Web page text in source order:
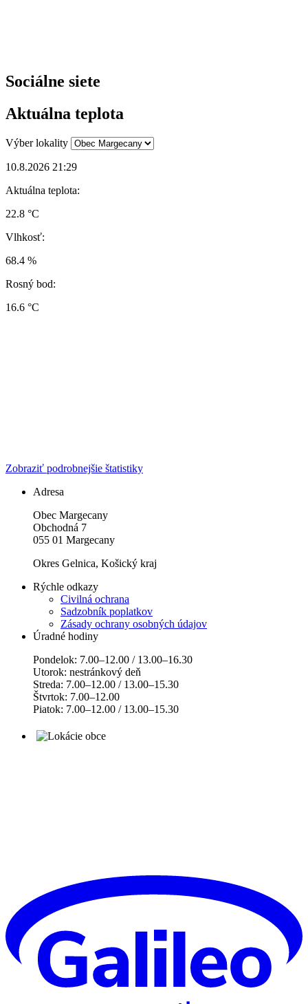
Sociálne siete
Aktuálna teplota
Výber lokality
10.8.2026 21:29
Aktuálna teplota:
22.8 °C
Vlhkosť:
68.4 %
Rosný bod:
16.6 °C
Zobraziť podrobnejšie štatistiky
Adresa
Obec Margecany
Obchodná 7
055 01 Margecany
Okres Gelnica, Košický kraj
Rýchle odkazy
Civilná ochrana
Sadzobník poplatkov
Zásady ochrany osobných údajov
Úradné hodiny
Pondelok: 7.00–12.00 / 13.00–16.30
Utorok: nestránkový deň
Streda: 7.00–12.00 / 13.00–15.30
Štvrtok: 7.00–12.00
Piatok: 7.00–12.00 / 13.00–15.30